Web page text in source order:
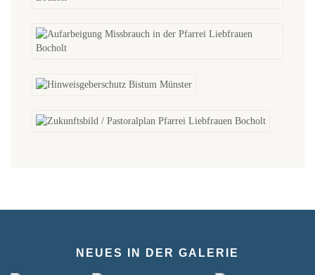
NEUES IN DER GALERIE